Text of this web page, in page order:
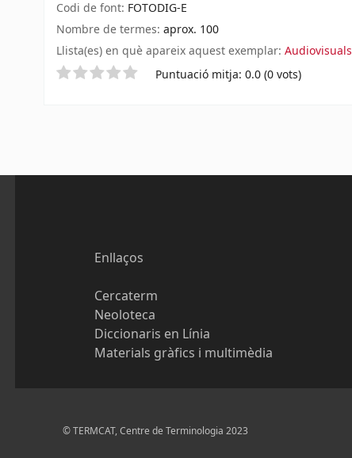
Codi de font: FOTODIG-E
Nombre de termes: aprox. 100
Llista(es) en què apareix aquest exemplar: Audiovisuals
Valoració Puntuació mitja: 0.0 (0 vots)
Enllaços
Cercaterm
Neoloteca
Diccionaris en Línia
Materials gràfics i multimèdia
© TERMCAT, Centre de Terminologia 2023